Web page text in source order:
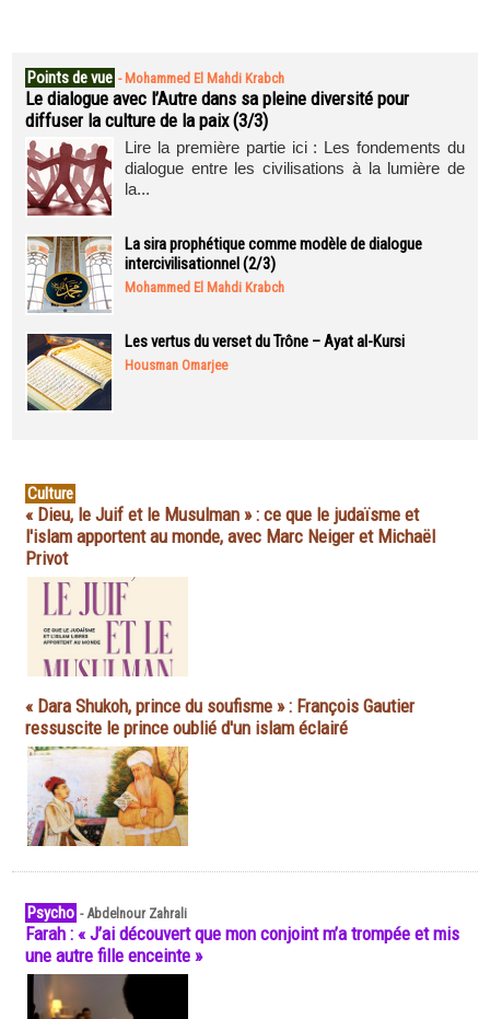
Points de vue - Mohammed El Mahdi Krabch
Le dialogue avec l’Autre dans sa pleine diversité pour
diffuser la culture de la paix (3/3)
Lire la première partie ici : Les fondements du
dialogue entre les civilisations à la lumière de
la...
La sira prophétique comme modèle de dialogue
intercivilisationnel (2/3)
Mohammed El Mahdi Krabch
Les vertus du verset du Trône – Ayat al-Kursi
Housman Omarjee
Culture
« Dieu, le Juif et le Musulman » : ce que le judaïsme et
l'islam apportent au monde, avec Marc Neiger et Michaël
Privot
« Dara Shukoh, prince du soufisme » : François Gautier
ressuscite le prince oublié d'un islam éclairé
Psycho -Abdelnour Zahrali
Farah : « J’ai découvert que mon conjoint m’a trompée et mis
une autre fille enceinte »